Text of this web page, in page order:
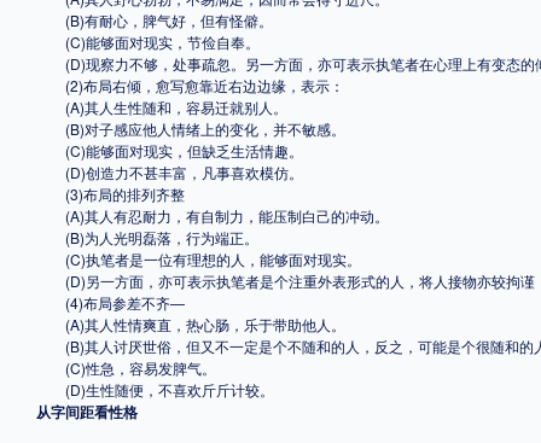
(B)有耐心，脾气好，但有怪僻。
(C)能够面对现实，节俭自奉。
(D)现察力不够，处事疏忽。另一方面，亦可表示执笔者在心理上有变态的
(2)布局右倾，愈写愈靠近右边边缘，表示：
(A)其人生性随和，容易迁就别人。
(B)对子感应他人情绪上的变化，并不敏感。
(C)能够面对现实，但缺乏生活情趣。
(D)创造力不甚丰富，凡事喜欢模仿。
(3)布局的排列齐整
(A)其人有忍耐力，有自制力，能压制白己的冲动。
(B)为人光明磊落，行为端正。
(C)执笔者是一位有理想的人，能够面对现实。
(D)另一方面，亦可表示执笔者是个注重外表形式的人，将人接物亦较拘谨
(4)布局参差不齐—
(A)其人性情爽直，热心肠，乐于带助他人。
(B)其人讨厌世俗，但又不一定是个不随和的人，反之，可能是个很随和的
(C)性急，容易发脾气。
(D)生性随便，不喜欢斤斤计较。
从字间距看性格